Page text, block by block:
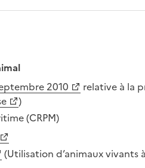
2010
relative à la
)
(CRPM)
(Utilisation d’animaux vivants